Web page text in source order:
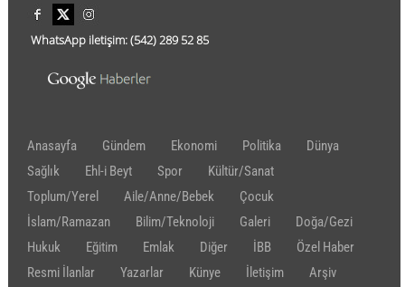
WhatsApp iletişim:(542)289 52 85
Anasayfa Gündem Ekonomi Politika
Dünya
Sağlık
Ehl-i Beyt Spor
Kültür/Sanat
Toplum/Yerel
Aile/Anne/Bebek
Çocuk
İslam/Ramazan
Bilim/Teknoloji Galeri
Doğa/Gezi
Hukuk
Eğitim Emlak Diğer İBB
Özel Haber
Resmi İlanlar
Yazarlar Künye İletişim Arşiv